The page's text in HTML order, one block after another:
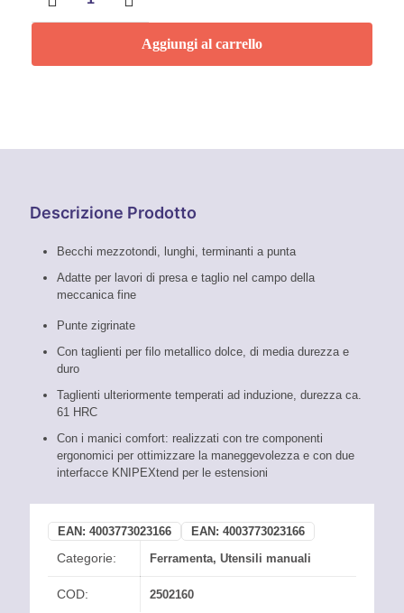
meccanica
mezzotondi
Aggiungi al carrello
Descrizione Prodotto
Becchi mezzotondi, lunghi, terminanti a punta
Adatte per lavori di presa e taglio nel campo della
meccanica fine
Punte zigrinate
Con taglienti per filo metallico dolce, di media durezza e
duro
Taglienti ulteriormente temperati ad induzione, durezza ca.
61 HRC
Con i manici comfort: realizzati con tre componenti
ergonomici per ottimizzare la maneggevolezza e con due
interfacce KNIPEXtend per le estensioni
EAN: 4003773023166 EAN: 4003773023166
Categorie: Ferramenta, Utensili manuali
COD: 2502160